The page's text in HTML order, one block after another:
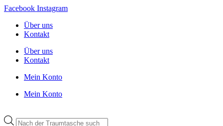
Zum
wechseln
Facebook Instagram
Über uns
Kontakt
Über uns
Kontakt
Mein Konto
Mein Konto
Products